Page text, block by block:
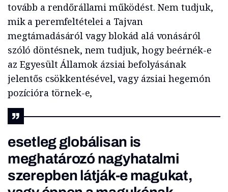
tovább a rendőrállami működést. Nem tudjuk,
mik a peremfeltételei a Tajvan
megtámadásáról vagy blokád alá vonásáról
szóló döntésnek, nem tudjuk, hogy beérnék-e
az Egyesült Államok ázsiai befolyásának
jelentős csökkentésével, vagy ázsiai hegemón
pozícióra törnek-e,
esetleg globálisan is
meghatározó nagyhatalmi
szerepben látják-e magukat,